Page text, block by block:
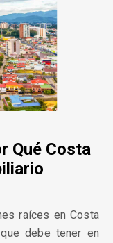
Qué Costa
raíces en Costa
debe tener en